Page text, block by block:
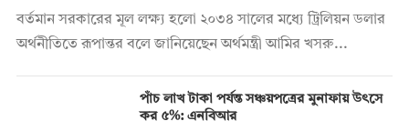
বর্তমান সরকারের মূল লক্ষ্য হলো ২০৩৪ সালের মধ্যে ট্রিলিয়ন ডলার
অর্থনীতিতে রূপান্তর বলে জানিয়েছেন অর্থমন্ত্রী আমির খসরু...
পাঁচ লাখ টাকা পর্যন্ত সঞ্চয়পত্রের মুনাফায় উৎসে
কর ৫%: এনবিআর